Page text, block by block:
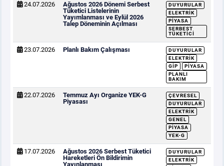
24.07.2026
Ağustos 2026 Dönemi Serbest
Tüketici Listelerinin
Yayımlanması ve Eylül 2026
Talep Döneminin Açılması
DUYURULAR
ELEKTRIK
PIYASA
SERBEST
TÜKETICI
23.07.2026 Planlı Bakım Çalışması
DUYURULAR
ELEKTRIK
GİP
PIYASA
PLANLI
BAKIM
22.07.2026
Temmuz Ayı Organize YEK-G
Piyasası
ÇEVRESEL
DUYURULAR
ELEKTRIK
GENEL
PIYASA
YEK-G
17.07.2026
Ağustos 2026 Serbest Tüketici
Hareketleri Ön Bildirimin
Yayınlanması
DUYURULAR
ELEKTRIK